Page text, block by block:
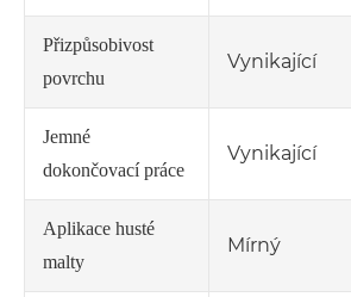
Přizpůsobivost
povrchu
Vynikající
Jemné
dokončovací práce
Vynikající
Aplikace husté
malty
Mírný